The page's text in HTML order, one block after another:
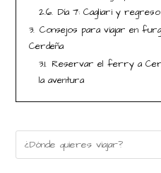
2.6. Día 7: Cagliari y regreso
3. Consejos para viajar en
Cerdeña
3.1. Reservar el ferry a
la aventura